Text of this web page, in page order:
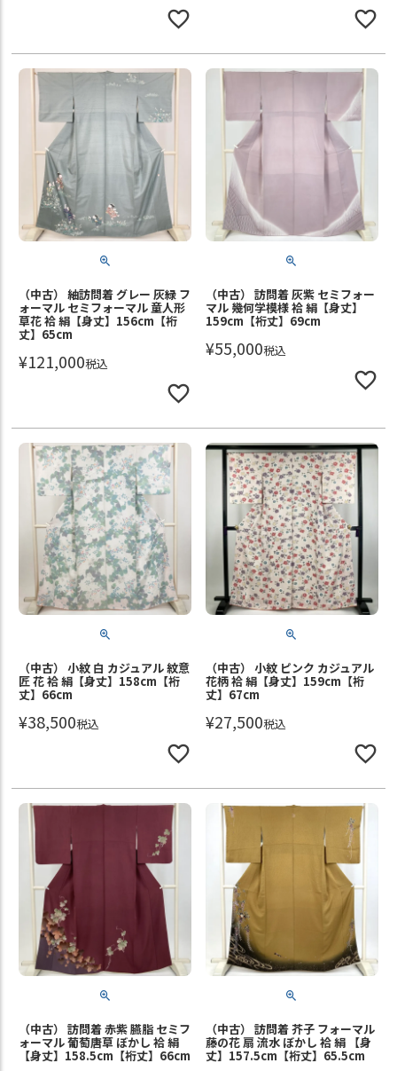
（中古） 紬訪問着 グレー 灰緑 フ
ォーマル セミフォーマル 童人形
草花 袷 絹【身丈】156cm【裄
丈】65cm
¥121,000税込
（中古） 訪問着 灰紫 セミフォー
マル 幾何学模様 袷 絹【身丈】
159cm【裄丈】69cm
¥55,000税込
（中古） 小紋 白 カジュアル 紋意
匠 花 袷 絹【身丈】158cm【裄
丈】66cm
¥38,500税込
（中古） 小紋 ピンク カジュアル
花柄 袷 絹【身丈】159cm【裄
丈】67cm
¥27,500税込
（中古） 訪問着 赤紫 臙脂 セミフ
ォーマル 葡萄唐草 ぼかし 袷 絹
【身丈】158.5cm【裄丈】66cm
（中古） 訪問着 芥子 フォーマル
藤の花 扇 流水 ぼかし 袷 絹 【身
丈】157.5cm【裄丈】65.5cm